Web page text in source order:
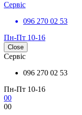
Сервіс
096 270 02 53
Пн-Пт 10-16
Close
Сервіс
096 270 02 53
Пн-Пт 10-16
00
00